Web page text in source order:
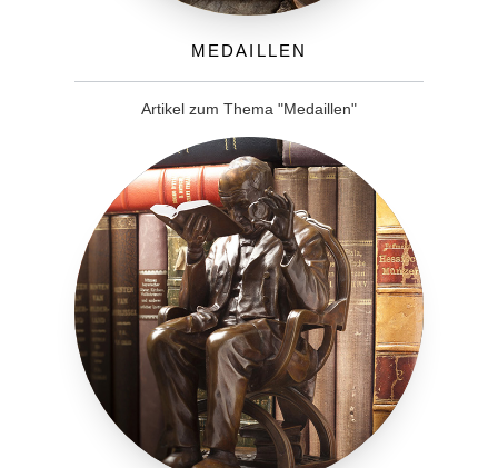
Medaillen
Artikel zum Thema "Medaillen"